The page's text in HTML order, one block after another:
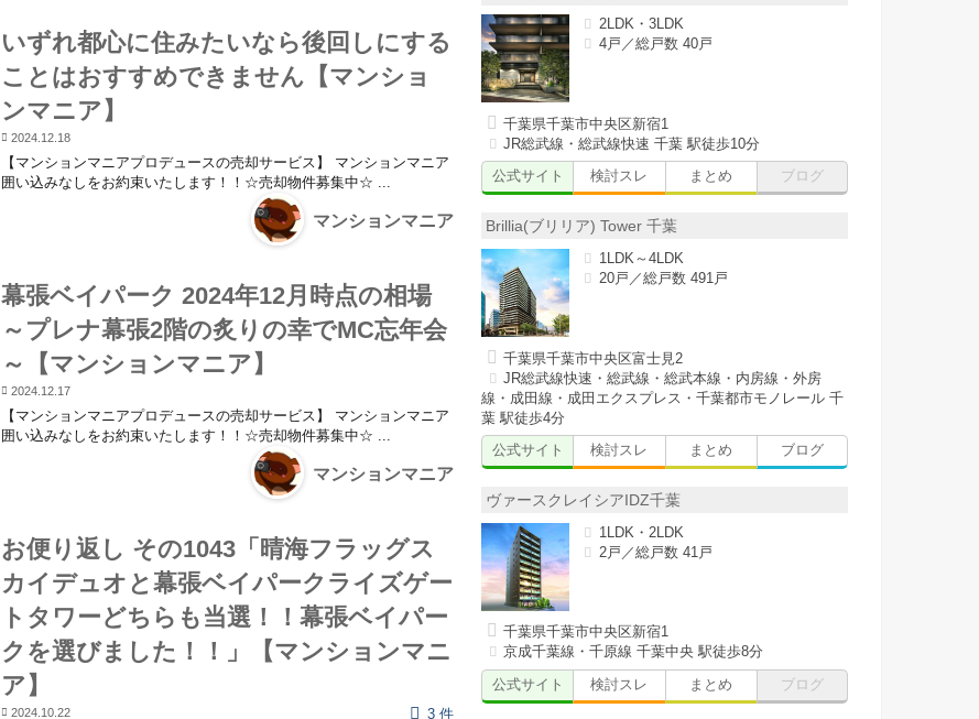
いずれ都心に住みたいなら後回しにする
ことはおすすめできません【マンショ
ンマニア】
2024.12.18
【マンションマニアプロデュースの売却サービス】 マンションマニア
囲い込みなしをお約束いたします！！☆売却物件募集中☆ ...
マンションマニア
幕張ベイパーク 2024年12月時点の相場
～プレナ幕張2階の炙りの幸でMC忘年会
～【マンションマニア】
2024.12.17
【マンションマニアプロデュースの売却サービス】 マンションマニア
囲い込みなしをお約束いたします！！☆売却物件募集中☆ ...
マンションマニア
お便り返し その1043「晴海フラッグス
カイデュオと幕張ベイパークライズゲー
トタワーどちらも当選！！幕張ベイパー
クを選びました！！」【マンションマニ
ア】
2024.10.22 3 件
2LDK・3LDK
4戸／総戸数 40戸
千葉県千葉市中央区新宿1
JR総武線・総武線快速 千葉 駅徒歩10分
公式サイト
検討スレ まとめ ブログ
Brillia(ブリリア) Tower 千葉
1LDK～4LDK
20戸／総戸数 491戸
千葉県千葉市中央区富士見2
JR総武線快速・総武線・総武本線・内房線・外房
線・成田線・成田エクスプレス・千葉都市モノレール 千
葉 駅徒歩4分
公式サイト
検討スレ まとめ ブログ
ヴァースクレイシアIDZ千葉
1LDK・2LDK
2戸／総戸数 41戸
千葉県千葉市中央区新宿1
京成千葉線・千原線 千葉中央 駅徒歩8分
公式サイト
検討スレ まとめ ブログ